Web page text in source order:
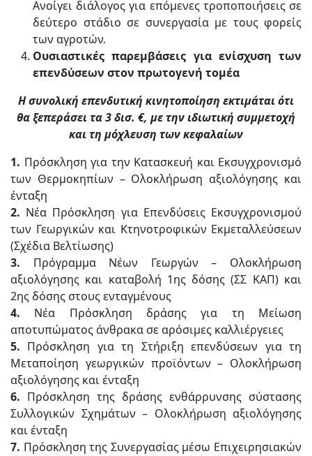
Ανοίγει διάλογος για επόμενες τροποποιήσεις σε
δεύτερο στάδιο σε συνεργασία με τους φορείς
των αγροτών.
Ουσιαστικές παρεμβάσεις για ενίσχυση των
επενδύσεων στον πρωτογενή τομέα
Hσυνολική επενδυτική κινητοποίηση εκτιµάται ότι
θα ξεπεράσει τα 3 δισ. €, µε την ιδιωτική συµµετοχή
και τη µόχλευση των κεφαλαίων
1. Πρόσκληση για την Κατασκευή και Εκσυγχρονισμό
των Θερμοκηπίων – Ολοκλήρωση αξιολόγησης και
ένταξη
2. Νέα Πρόσκληση για Επενδύσεις Εκσυγχρονισμού
των Γεωργικών και Κτηνοτροφικών Εκμεταλλεύσεων
(Σχέδια Βελτίωσης)
3. Πρόγραμμα Νέων Γεωργών – Ολοκλήρωση
αξιολόγησης και καταβολή 1ης δόσης (ΣΣ ΚΑΠ) και
2ης δόσης στους ενταγμένους
4. Νέα Πρόσκληση δράσης για τη Μείωση
αποτυπώματος άνθρακα σε αρόσιμες καλλιέργειες
5. Πρόσκληση για τη Στήριξη επενδύσεων για τη
Μεταποίηση γεωργικών προϊόντων – Ολοκλήρωση
αξιολόγησης και ένταξη
6. Πρόσκληση της δράσης ενθάρρυνσης σύστασης
Συλλογικών Σχημάτων – Ολοκλήρωση αξιολόγησης
και ένταξη
7. Πρόσκληση της Συνεργασίας μέσω Επιχειρησιακών